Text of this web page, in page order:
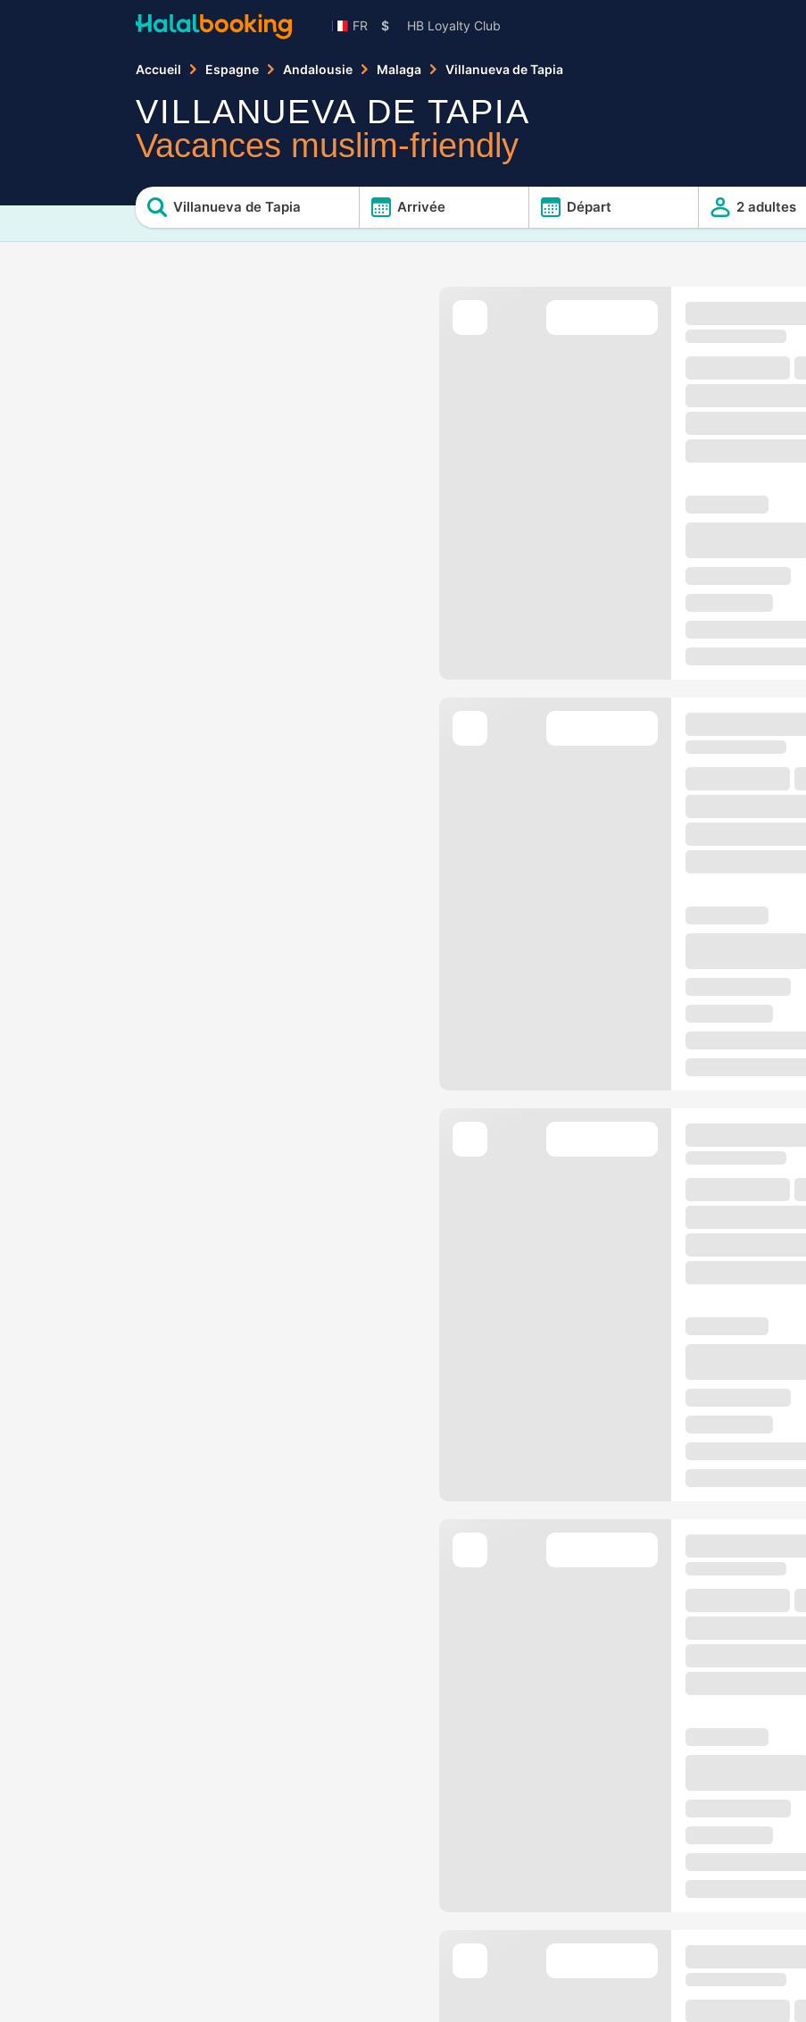
FR $ HB Loyalty Club
Accueil Espagne Andalousie Malaga Villanueva de Tapia
VILLANUEVA DE TAPIA
Vacances muslim-friendly
Villanueva de Tapia Arrivée Départ 2 adultes